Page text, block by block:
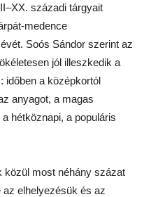
századi tárgyait
medence
Soós Sándor szerint az
jól illeszkedik a
időben a középkortól
anyagot, a magas
hétköznapi, a populáris
közül most néhány százat
az elhelyezésük és az